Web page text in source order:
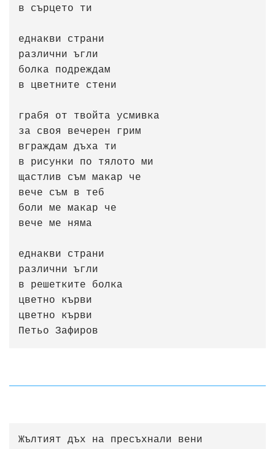
в сърцето ти
еднакви страни
различни ъгли
болка подреждам
в цветните стени
грабя от твойта усмивка
за своя вечерен грим
вграждам дъха ти
в рисунки по тялото ми
щастлив съм макар че
вече съм в теб
боли ме макар че
вече ме няма
еднакви страни
различни ъгли
в решетките болка
цветно кърви
цветно кърви
Петьо Зафиров
Жълтият дъх на пресъхнали вени